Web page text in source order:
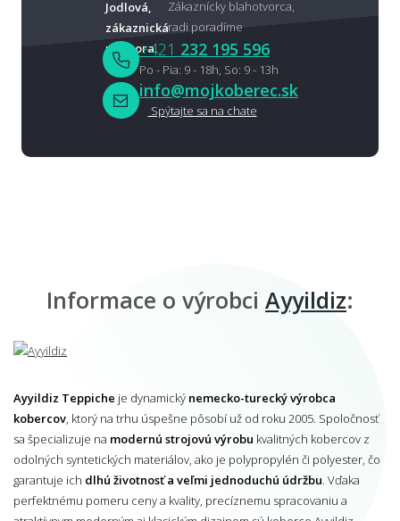
Zákaznícky blahotvorca,
radi poradíme
+421 232 195 596
Po - Pia: 9 - 18h, So: 9 - 13h
info@mojkoberec.sk
Spýtajte sa na chate
Informace o výrobci Ayyildiz:
Ayyildiz Teppiche je dynamický nemecko-turecký výrobca
kobercov, ktorý na trhu úspešne pôsobí už od roku 2005. Spoločnosť
sa špecializuje na modernú strojovú výrobu kvalitných kobercov z
odolných syntetických materiálov, ako je polypropylén či polyester, čo
garantuje ich dlhú životnosť a veľmi jednoduchú údržbu. Vďaka
perfektnému pomeru ceny a kvality, precíznemu spracovaniu a